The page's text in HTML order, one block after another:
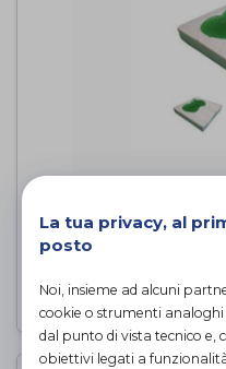
Viscoelastico
diDemarta-Virginio
PROVA E
La tua privacy, al
posto
Noi, insieme ad alcuni
cookie o strumenti
dal punto di vista tecnico e,
obiettivi legati a